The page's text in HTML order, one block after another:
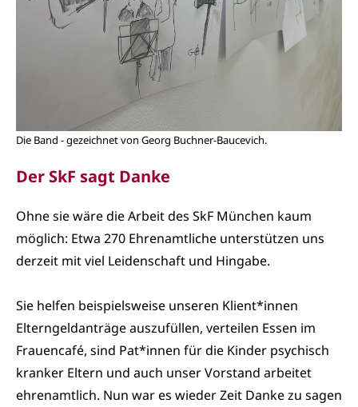
Die Band - gezeichnet von Georg Buchner-Baucevich.
Der SkF sagt Danke
Ohne sie wäre die Arbeit des SkF München kaum
möglich: Etwa 270 Ehrenamtliche unterstützen uns
derzeit mit viel Leidenschaft und Hingabe.
Sie helfen beispielsweise unseren Klient*innen
Elterngeldanträge auszufüllen, verteilen Essen im
Frauencafé, sind Pat*innen für die Kinder psychisch
kranker Eltern und auch unser Vorstand arbeitet
ehrenamtlich. Nun war es wieder Zeit Danke zu sagen